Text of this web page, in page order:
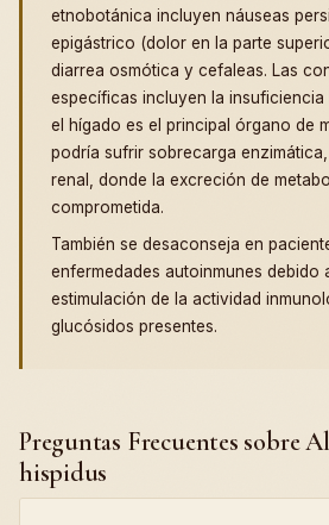
etnobotánica incluyen náuseas
epigástrico (dolor en la parte
diarrea osmótica y cefaleas. Las
específicas incluyen la
el hígado es el principal órgano de
podría sufrir sobrecarga
renal, donde la excreción de
comprometida.
También se desaconseja en
enfermedades autoinmunes debido
estimulación de la actividad
glucósidos presentes.
Preguntas Frecuentes sobre
hispidus